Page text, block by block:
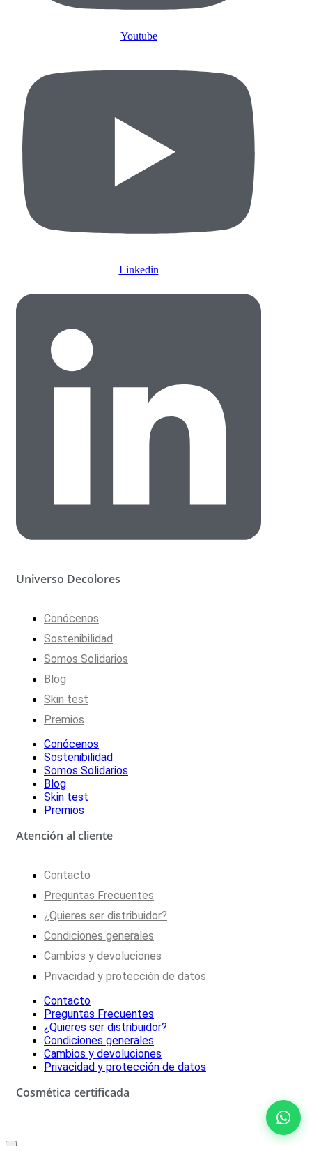
Youtube
Linkedin
Universo Decolores
Conócenos
Sostenibilidad
Somos Solidarios
Blog
Skin test
Premios
Conócenos
Sostenibilidad
Somos Solidarios
Blog
Skin test
Premios
Atención al cliente
Contacto
Preguntas Frecuentes
¿Quieres ser distribuidor?
Condiciones generales
Cambios y devoluciones
Privacidad y protección de datos
Contacto
Preguntas Frecuentes
¿Quieres ser distribuidor?
Condiciones generales
Cambios y devoluciones
Privacidad y protección de datos
Cosmética certificada